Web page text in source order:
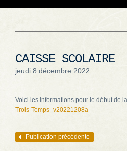
CAISSE SCOLAIRE
jeudi 8 décembre 2022
Voici les informations pour le début de
Trois-Temps_v20221208a
Navigation des articles
Publication précédente